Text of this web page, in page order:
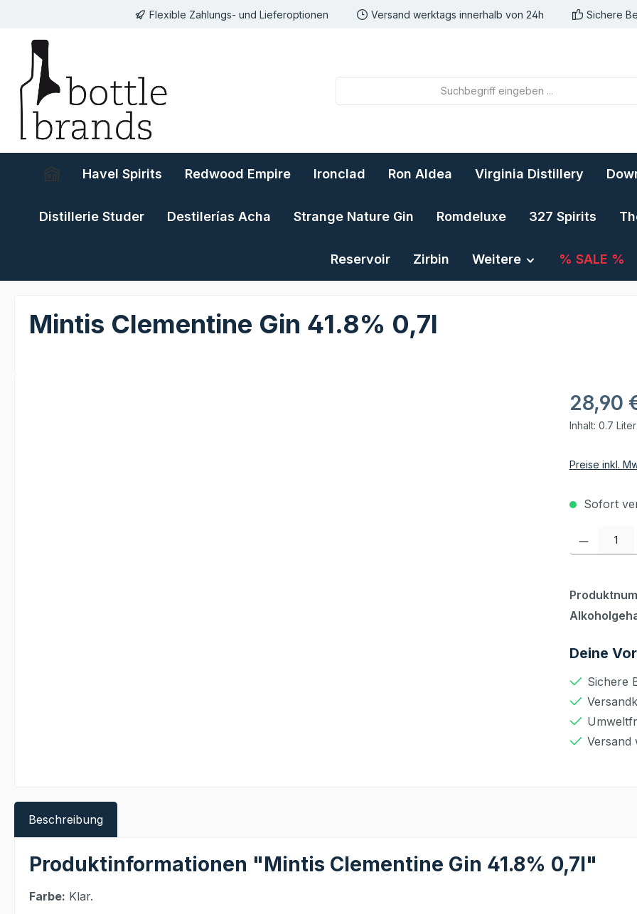
Zur Hauptnavigation springenFlexible Zahlungs- und Lieferoptionen Versand werktags innerhalb von 24h Sichere
Havel Spirits Redwood Empire Ironclad Ron Aldea Virginia Distillery
Distillerie Studer Destilerías Acha Strange Nature Gin Romdeluxe 327 Spirits
Reservoir Zirbin Weitere % SALE %
Mintis Clementine Gin 41.8% 0,7l
28,90
Inhalt: 0.7 Liter
Preise inkl.
Sofort
Produkt
Deine
Sichere
Versand
Beschreibung
Produktinformationen "Mintis Clementine Gin 41.8% 0,7l"
Farbe: Klar.